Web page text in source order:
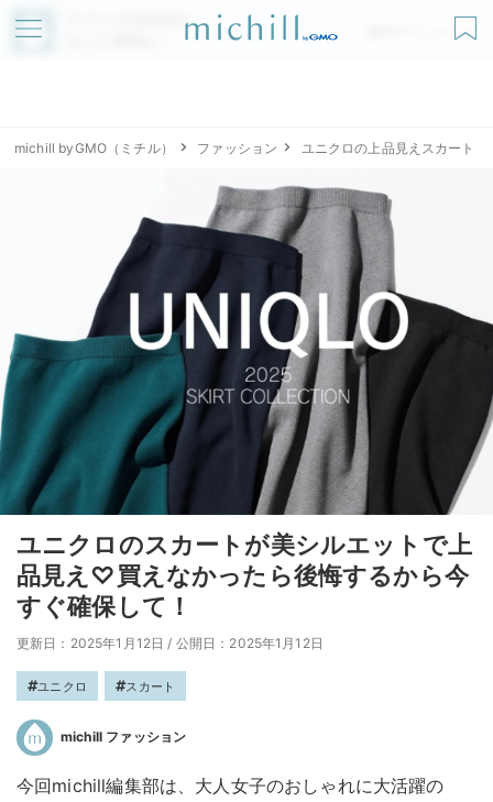
アプリでmichillが
無料ダウンロード
michill byGMO（ミチル） ファッション ユニクロの上品見えスカート
ユニクロのスカートが美シルエットで上
品見え♡買えなかったら後悔するから今
すぐ確保して！
更新日：2025年1月12日 / 公開日：2025年1月12日
ユニクロ スカート
michill ファッション
今回michill編集部は、大人女子のおしゃれに大活躍の